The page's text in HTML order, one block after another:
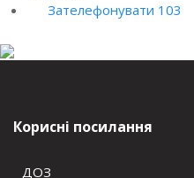
Зателефонувати 103
Корисні посилання
ДОЗ